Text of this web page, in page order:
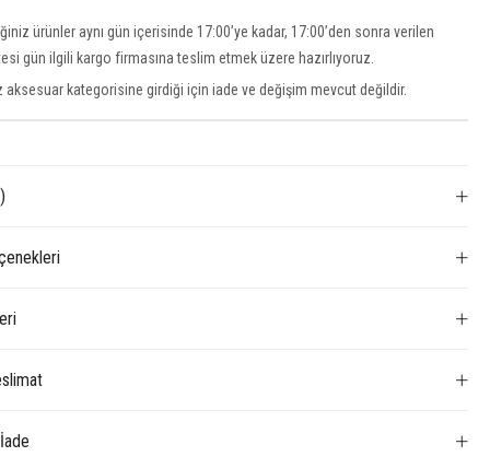
ürünler aynı gün içerisinde 17:00’ye kadar, 17:00’den sonra verilen
gün ilgili kargo firmasına teslim etmek üzere hazırlıyoruz.
aksesuar kategorisine girdiği için iade ve değişim mevcut değildir.